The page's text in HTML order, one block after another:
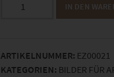
Menge
IN DEN
ARTIKELNUMMER: EZ00021
KATEGORIEN: BILDER FÜR